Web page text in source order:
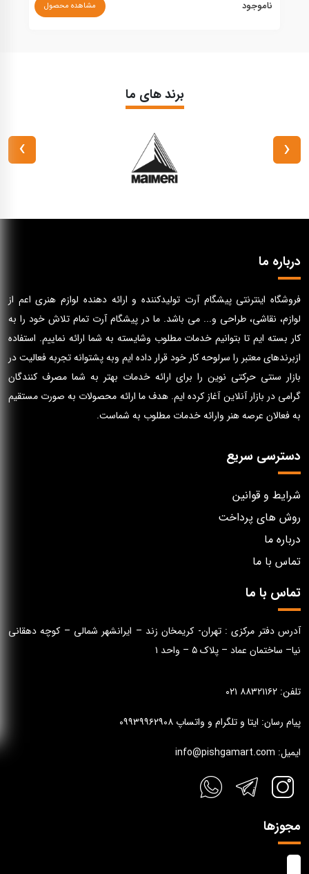
ناموجود مشاهده محصول
برند های ما
‹
›
درباره ما
فروشگاه اینترنتی پیشگام آرت تولیدکننده و ارائه دهنده لوازم هنری اعم از
لوازم، نقاشی، طراحی و... می باشد. ما در پیشگام آرت تمام تلاش خود را به
کار بسته ایم تا بتوانیم خدمات مطلوب وشایسته به شما ارائه نماییم. استفاده
ازبرندهای معتبر را سرلوحه کار خود قرار داده ایم وبه پشتوانه تجربه فعالیت در
بازار سنتی حرکتی نوین را برای ارائه خدمات بهتر به شما مصرف کنندگان
گرامی در بازار آنلاین آغاز کرده ایم. هدف ما ارائه محصولات به صورت مستقیم
به فعالان عرصه هنر وارائه خدمات مطلوب به شماست.
دسترسی سریع
شرایط و قوانین
روش های پرداخت
درباره ما
تماس با ما
تماس با ما
آدرس دفتر مرکزی : تهران- کریمخان زند – ایرانشهر شمالی – کوچه دهقانی
نیا– ساختمان عماد – پلاک ۵ – واحد ۱
تلفن: ۸۸۳۲۱۱۶۲ ۰۲۱
پیام رسان: ایتا و تلگرام و واتساپ ۰۹۹۳۹۹۶۲۹۰۸
ایمیل: info@pishgamart.com
مجوزها